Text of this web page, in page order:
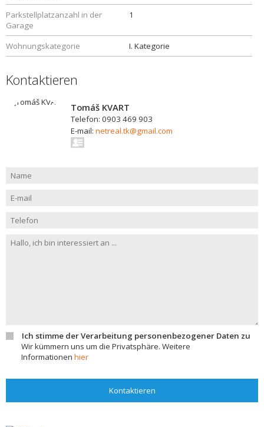
Parkstellplatzanzahl in der
Garage
1
Wohnungskategorie I. Kategorie
Kontaktieren
Tomáš KVART
Telefon: 0903 469 903
E-mail: netreal.tk@gmail.com
Ich stimme der Verarbeitung personenbezogener Daten zu
Wir kümmern uns um die Privatsphäre. Weitere
Informationen hier
Kontaktieren